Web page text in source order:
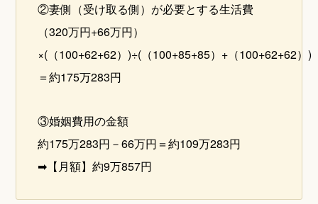
②妻側（受け取る側）が必要とする生活費
（320万円+66万円）
×(（100+62+62）)÷(（100+85+85）+（100+62+62）)
＝約175万283円
③婚姻費用の金額
約175万283円－66万円＝約109万283円
➡【月額】約9万857円